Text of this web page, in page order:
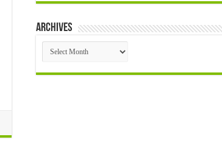
Archives
Archives